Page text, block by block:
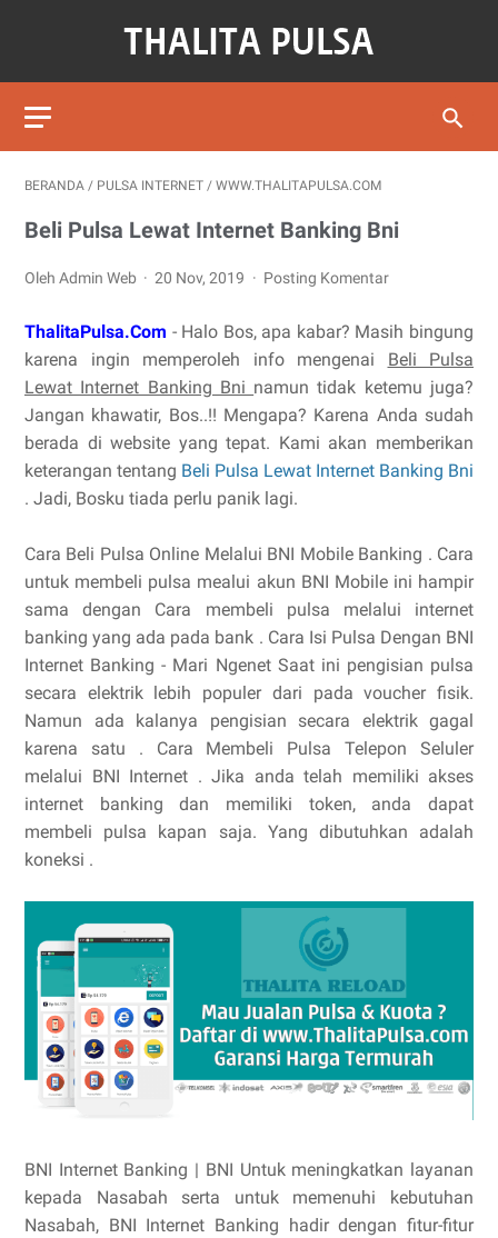
BERANDA / PULSA INTERNET / WWW.THALITAPULSA.COM
Beli Pulsa Lewat Internet Banking Bni
Oleh Admin Web 20 Nov, 2019 Posting Komentar
ThalitaPulsa.Com - Halo Bos, apa kabar? Masih bingung
karena ingin memperoleh info mengenai Beli Pulsa
Lewat Internet Banking Bni namun tidak ketemu juga?
Jangan khawatir, Bos..!! Mengapa? Karena Anda sudah
berada di website yang tepat. Kami akan memberikan
keterangan tentang Beli Pulsa Lewat Internet Banking Bni
. Jadi, Bosku tiada perlu panik lagi.
Cara Beli Pulsa Online Melalui BNI Mobile Banking . Cara
untuk membeli pulsa mealui akun BNI Mobile ini hampir
sama dengan Cara membeli pulsa melalui internet
banking yang ada pada bank . Cara Isi Pulsa Dengan BNI
Internet Banking - Mari Ngenet Saat ini pengisian pulsa
secara elektrik lebih populer dari pada voucher fisik.
Namun ada kalanya pengisian secara elektrik gagal
karena satu . Cara Membeli Pulsa Telepon Seluler
melalui BNI Internet . Jika anda telah memiliki akses
internet banking dan memiliki token, anda dapat
membeli pulsa kapan saja. Yang dibutuhkan adalah
koneksi .
BNI Internet Banking | BNI Untuk meningkatkan layanan
kepada Nasabah serta untuk memenuhi kebutuhan
Nasabah, BNI Internet Banking hadir dengan fitur-fitur